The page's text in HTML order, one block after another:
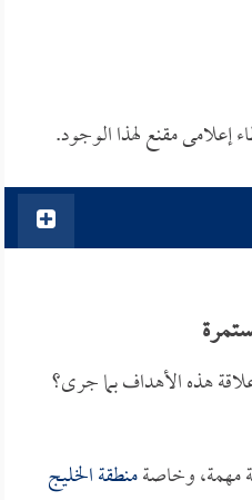
إعلامى مقنع لهذا الوجود.
هذه الأهداف بما جرى؟
مهمة، وخاصةمنطقة الخليج